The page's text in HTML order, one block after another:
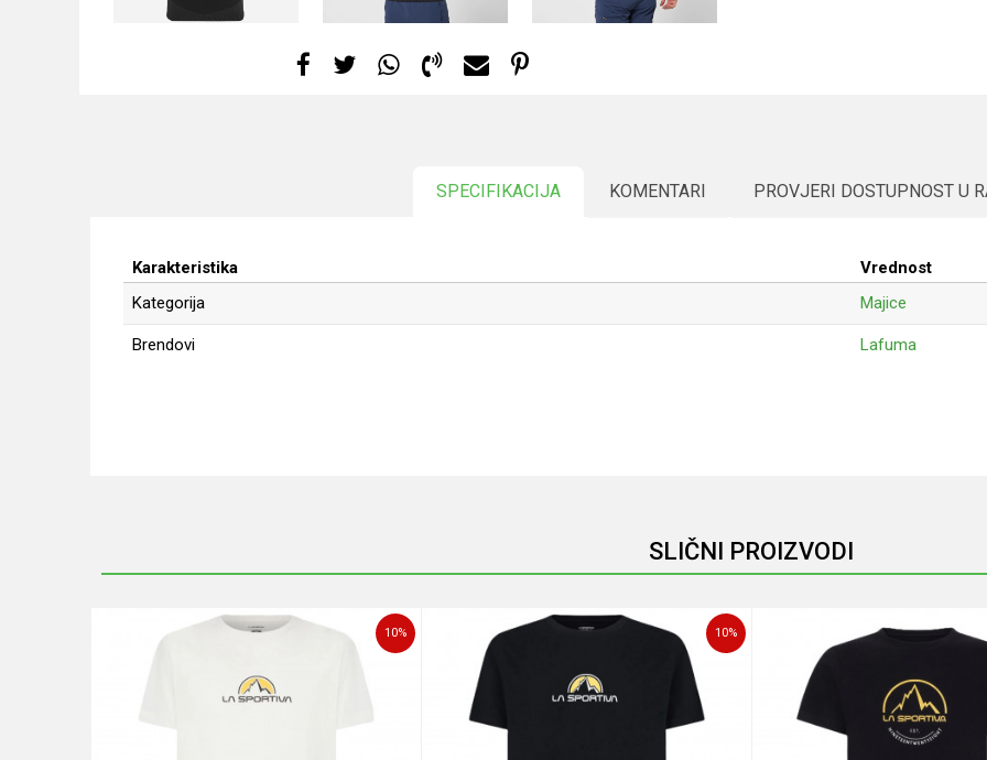
SPECIFIKACIJA KOMENTARI PROVJERI DOSTUPNOST U
Karakteristika
Vrednost
Kategorija
Majice
Brendovi Lafuma
SLIČNI PROIZVODI
10% 10%